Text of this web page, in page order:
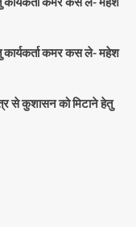
कमर कस ले- महेश
से कुशासन को मिटाने हेतु